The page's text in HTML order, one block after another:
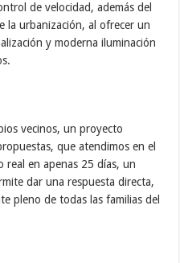
de velocidad, además del
la urbanización, al ofrecer un
y moderna iluminación
vecinos, un proyecto
que atendimos en el
en apenas 25 días, un
dar una respuesta directa,
pleno de todas las familias del